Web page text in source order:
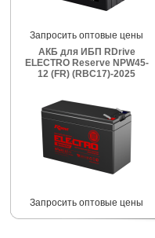
Запросить оптовые цены
АКБ для ИБП RDrive
ELECTRO Reserve NPW45-
12 (FR) (RBC17)-2025
Запросить оптовые цены